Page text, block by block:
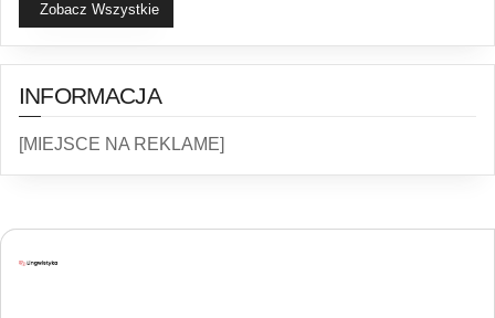
Zobacz Wszystkie
INFORMACJA
[MIEJSCE NA REKLAME]